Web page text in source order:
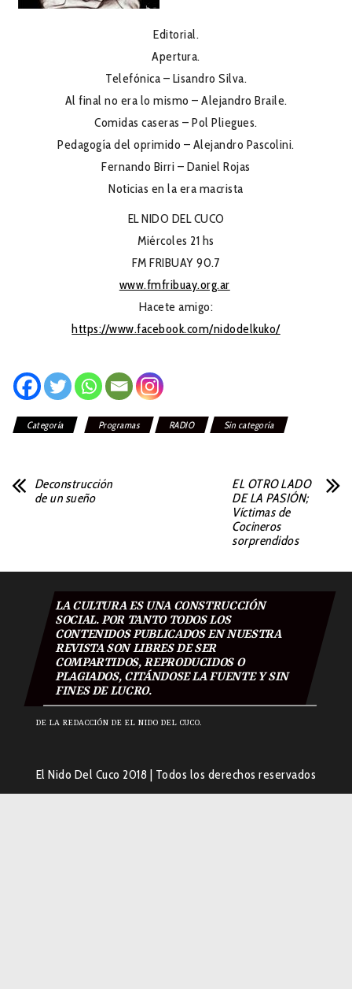
Editorial.
Apertura.
Telefónica – Lisandro Silva.
Al final no era lo mismo – Alejandro Braile.
Comidas caseras – Pol Pliegues.
Pedagogía del oprimido – Alejandro Pascolini.
Fernando Birri – Daniel Rojas
Noticias en la era macrista
EL NIDO DEL CUCO
Miércoles 21 hs
FM FRIBUAY 90.7
www.fmfribuay.org.ar
Hacete amigo:
https://www.facebook.com/nidodelkuko/
Categoría Programas RADIO Sin categoría
Deconstrucción
de un sueño
EL OTRO LADO
DE LA PASIÓN;
Víctimas de
Cocineros
sorprendidos
LA CULTURA ES UNA CONSTRUCCIÓN
SOCIAL. POR TANTO TODOS LOS
CONTENIDOS PUBLICADOS EN NUESTRA
REVISTA SON LIBRES DE SER
COMPARTIDOS, REPRODUCIDOS O
PLAGIADOS, CITÁNDOSE LA FUENTE Y SIN
FINES DE LUCRO.
DE LA REDACCIÓN DE EL NIDO DEL CUCO.
El Nido Del Cuco 2018 Todos los derechos reservados